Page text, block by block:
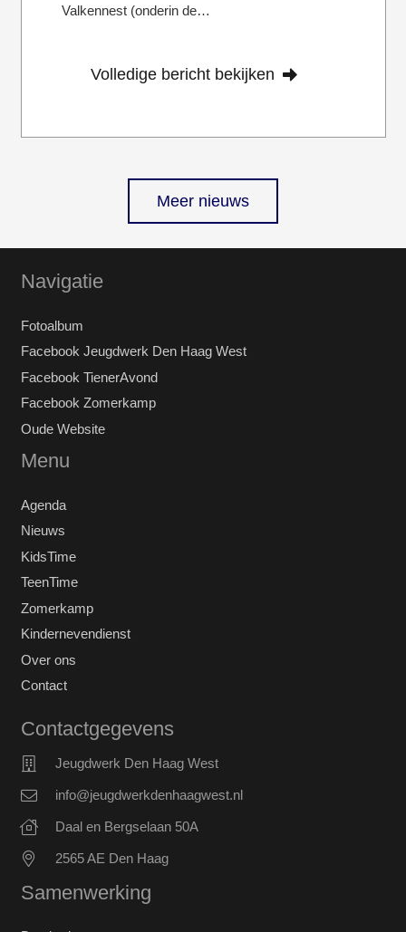
Valkennest (onderin de…
Volledige bericht bekijken
Meer nieuws
Navigatie
Fotoalbum
Facebook Jeugdwerk Den Haag West
Facebook TienerAvond
Facebook Zomerkamp
Oude Website
Menu
Agenda
Nieuws
KidsTime
TeenTime
Zomerkamp
Kindernevendienst
Over ons
Contact
Contactgegevens
Jeugdwerk Den Haag West
info@jeugdwerkdenhaagwest.nl
Daal en Bergselaan 50A
2565 AE Den Haag
Samenwerking